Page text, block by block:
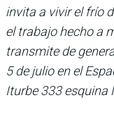
invita a vivir el frío
el trabajo hecho a
transmite de
5 de julio en el
Iturbe 333 esquina